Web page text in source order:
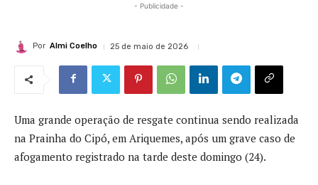
- Publicidade -
Por Almi Coelho 25 de maio de 2026
Uma grande operação de resgate continua sendo realizada
na Prainha do Cipó, em Ariquemes, após um grave caso de
afogamento registrado na tarde deste domingo (24).